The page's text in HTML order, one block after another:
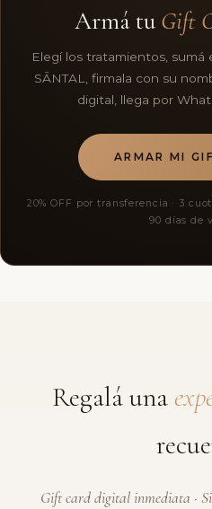
Armá tuGift
Elegí los tratamientos,
SĀNTAL, firmala con su
digital, llega por
ARMAR MI
20% OFF por transferencia · 3
90 días de
Regalá una
Gift card digital inmediata ·